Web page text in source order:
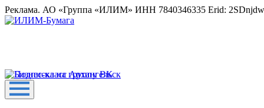
Реклама. АО «Группа «ИЛИМ» ИНН 7840346335 Erid: